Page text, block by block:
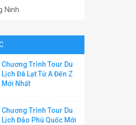
Ninh
Chương Trình Tour Du
Lịch Đà Lạt Từ A Đến Z
Mới Nhất
Chương Trình Tour Du
Lịch Đảo Phú Quốc Mới